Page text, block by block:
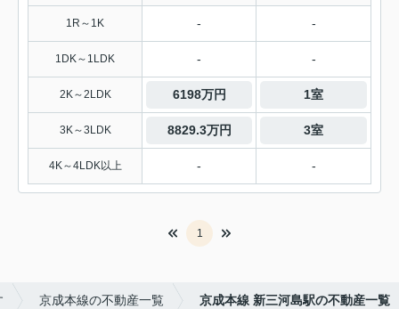
1R～1K - -
1DK～1LDK - -
2K～2LDK 6198万円 1室
3K～3LDK 8829.3万円 3室
4K～4LDK以上 - -
1
京成本線の不動産一覧 京成本線 新三河島駅の不動産一覧